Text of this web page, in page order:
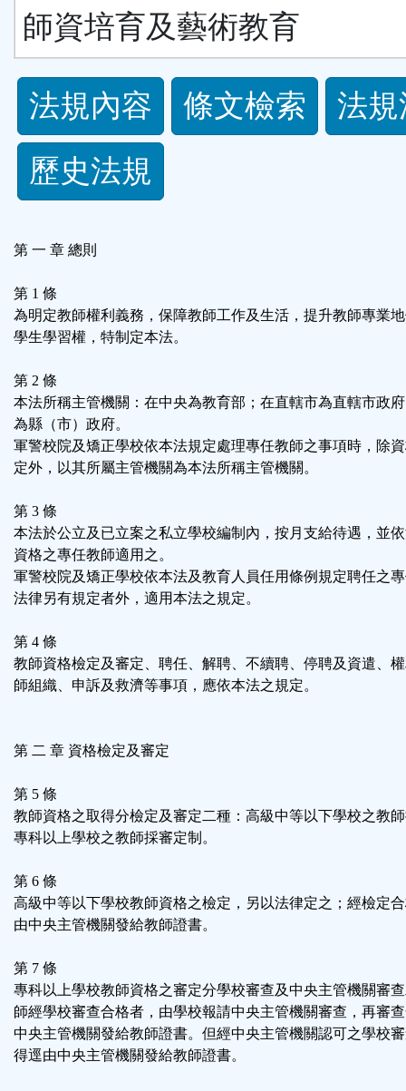
師資培育及藝術教育
法
規
功
鈕
區
法規內容 條文檢索
法
歷史法規
第 一 章 總則
第 1 條
為明定教師權利義務，保障教師工作及生活，提升教師專業
學生學習權，特制定本法。
第 2 條
本法所稱主管機關：在中央為教育部；在直轄市為直轄市政
為縣（市）政府。
軍警校院及矯正學校依本法規定處理專任教師之事項時，除
定外，以其所屬主管機關為本法所稱主管機關。
第 3 條
本法於公立及已立案之私立學校編制內，按月支給待遇，並
資格之專任教師適用之。
軍警校院及矯正學校依本法及教育人員任用條例規定聘任之
法律另有規定者外，適用本法之規定。
第 4 條
教師資格檢定及審定、聘任、解聘、不續聘、停聘及資遣、
師組織、申訴及救濟等事項，應依本法之規定。
第 二 章 資格檢定及審定
第 5 條
教師資格之取得分檢定及審定二種：高級中等以下學校之教
專科以上學校之教師採審定制。
第 6 條
高級中等以下學校教師資格之檢定，另以法律定之；經檢定
由中央主管機關發給教師證書。
第 7 條
專科以上學校教師資格之審定分學校審查及中央主管機關審
師經學校審查合格者，由學校報請中央主管機關審查，再審
中央主管機關發給教師證書。但經中央主管機關認可之學校
得逕由中央主管機關發給教師證書。